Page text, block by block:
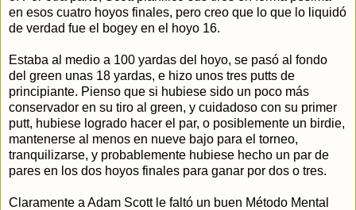
en esos cuatro hoyos finales, pero creo que lo que lo liquidó
de verdad fue el bogey en el hoyo 16.
Estaba al medio a 100 yardas del hoyo, se pasó al fondo
del green unas 18 yardas, e hizo unos tres putts de
principiante. Pienso que si hubiese sido un poco más
conservador en su tiro al green, y cuidadoso con su primer
putt, hubiese logrado hacer el par, o posiblemente un birdie,
mantenerse al menos en nueve bajo para el torneo,
tranquilizarse, y probablemente hubiese hecho un par de
pares en los dos hoyos finales para ganar por dos o tres.
Claramente a Adam Scott le faltó un buen Método Mental